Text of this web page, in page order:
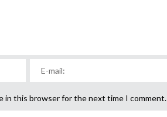
in this browser for the next time I comment.